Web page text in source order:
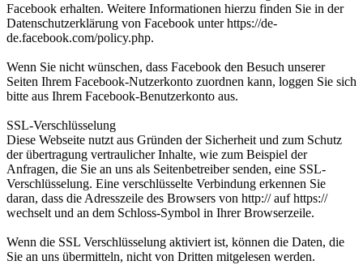
Facebook erhalten. Weitere Informationen hierzu finden Sie in der
Datenschutzerklärung von Facebook unter https://de-
de.facebook.com/policy.php.
Wenn Sie nicht wünschen, dass Facebook den Besuch unserer
Seiten Ihrem Facebook-Nutzerkonto zuordnen kann, loggen Sie sich
bitte aus Ihrem Facebook-Benutzerkonto aus.
SSL-Verschlüsselung
Diese Webseite nutzt aus Gründen der Sicherheit und zum Schutz
der übertragung vertraulicher Inhalte, wie zum Beispiel der
Anfragen, die Sie an uns als Seitenbetreiber senden, eine SSL-
Verschlüsselung. Eine verschlüsselte Verbindung erkennen Sie
daran, dass die Adresszeile des Browsers von http:// auf https://
wechselt und an dem Schloss-Symbol in Ihrer Browserzeile.
Wenn die SSL Verschlüsselung aktiviert ist, können die Daten, die
Sie an uns übermitteln, nicht von Dritten mitgelesen werden.